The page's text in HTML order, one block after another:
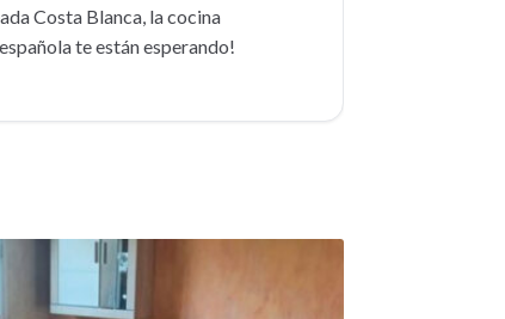
Costa Blanca, la cocina
te están esperando!